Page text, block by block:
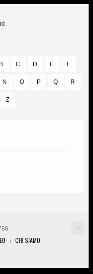
B C D E F
N O P Q R
Z
CHI SIAMO